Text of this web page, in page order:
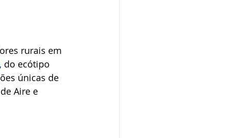
rurais em
do ecótipo
únicas de
Aire e